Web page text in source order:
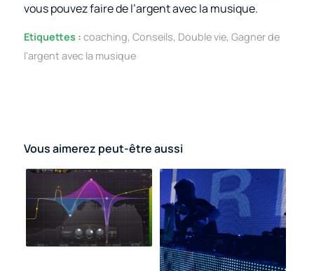
vous pouvez faire de l’argent avec la musique.
Etiquettes : coaching, Conseils, Double vie, Gagner de
l'argent avec la musique
Vous aimerez peut-être aussi